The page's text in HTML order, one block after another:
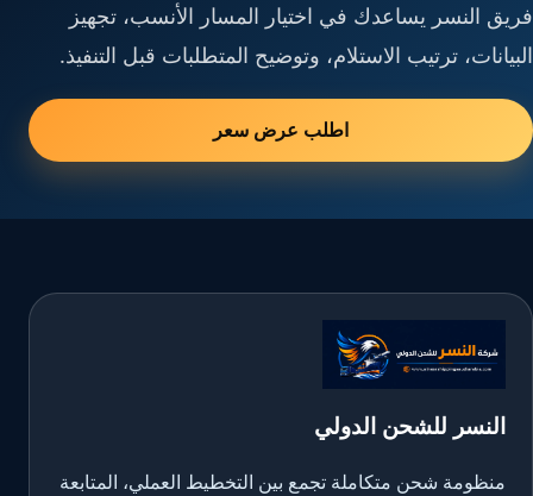
فريق النسر يساعدك في اختيار المسار الأنسب، تجهيز
البيانات، ترتيب الاستلام، وتوضيح المتطلبات قبل التنفيذ.
اطلب عرض سعر
النسر للشحن الدولي
منظومة شحن متكاملة تجمع بين التخطيط العملي، المتابعة